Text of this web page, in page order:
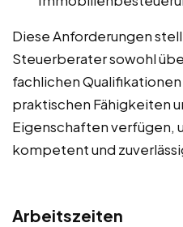
Diese Anforderungen
Steuerberater sowohl
fachlichen Qualifikationen
praktischen Fähigkeiten
Eigenschaften verfügen,
kompetent und
Arbeitszeiten